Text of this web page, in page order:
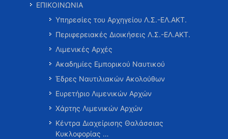
ΕΠΙΚΟΙΝΩΝΙΑ
Υπηρεσίες του Αρχηγείου Λ.Σ.-ΕΛ.ΑΚΤ.
Περιφερειακές Διοικήσεις Λ.Σ.-ΕΛ.ΑΚΤ.
Λιμενικές Αρχές
Ακαδημίες Εμπορικού Ναυτικού
Έδρες Ναυτιλιακών Ακολούθων
Ευρετήριο Λιμενικών Αρχών
Χάρτης Λιμενικών Αρχών
Κέντρα Διαχείρισης Θαλάσσιας
Κυκλοφορίας …